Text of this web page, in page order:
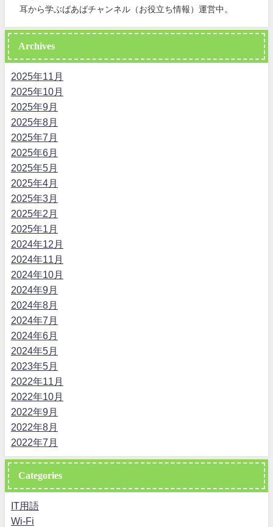
耳から学ぶばあばチャンネル（お役立ち情報）運営中。
Archives
2025年11月
2025年10月
2025年9月
2025年8月
2025年7月
2025年6月
2025年5月
2025年4月
2025年3月
2025年2月
2025年1月
2024年12月
2024年11月
2024年10月
2024年9月
2024年8月
2024年7月
2024年6月
2024年5月
2023年5月
2022年11月
2022年10月
2022年9月
2022年8月
2022年7月
Categories
IT用語
Wi-Fi